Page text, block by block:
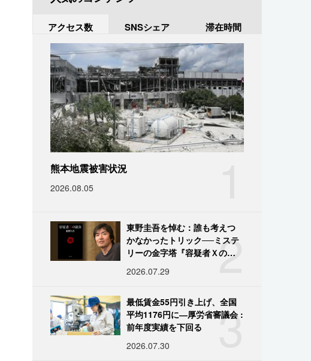
アクセス数 SNSシェア 滞在時間
熊本地震被害状況
2026.08.05
2
東野圭吾を悼む：誰も考えつ
かなかったトリック──ミステ
リーの金字塔『容疑者Ｘの献
2026.07.29
3
最低賃金55円引き上げ、全国
平均1176円に―厚労省審議会 :
前年度実績を下回る
2026.07.30